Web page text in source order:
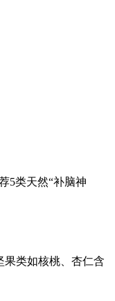
5类天然“补脑神
果类如核桃、杏仁含